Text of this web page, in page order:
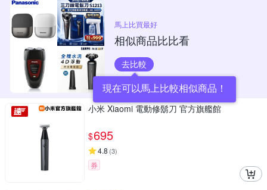
馬上比買最好
相似商品比比看
去比較
現在可以馬上比較相似商品！
小米 Xiaomi 電動修鬍刀 官方旗艦館
$695
4.8 (3)
券